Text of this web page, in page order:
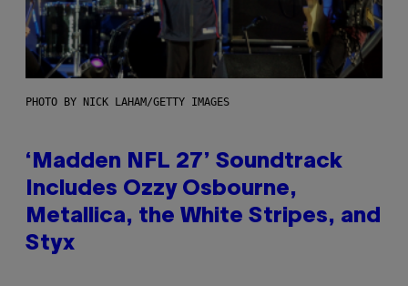
PHOTO BY NICK LAHAM/GETTY IMAGES
‘Madden NFL 27’ Soundtrack
Includes Ozzy Osbourne,
Metallica, the White Stripes, and
Styx